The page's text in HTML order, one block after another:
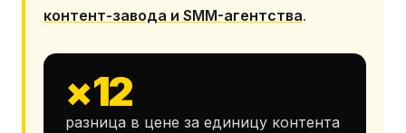
контент-завода и SMM-агентства.
×12
разница в цене за единицу контента